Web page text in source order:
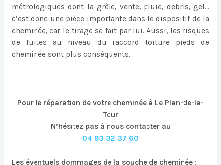
métrologiques dont la grêle, vente, pluie, debris, gel…
c’est donc une pièce importante dans le dispositif de la
cheminée, car le tirage se fait par lui. Aussi, les risques
de fuites au niveau du raccord toiture pieds de
cheminée sont plus conséquents.
Pour le réparation de votre cheminée à Le Plan-de-la-
Tour
N’hésitez pas à nous contacter au
04 93 32 37 60
Les éventuels dommages de la souche de cheminée :